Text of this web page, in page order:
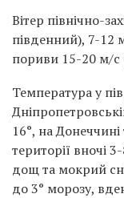
Вітер північно-
південний), 7-12
пориви 15-20 м/с
Температура у
16°, на
території вночі
дощ та мокрий
до 3° морозу,